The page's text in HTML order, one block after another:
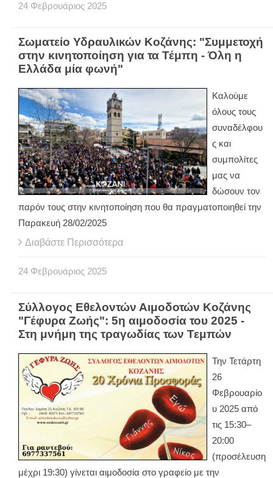
24 Φεβρουάριος 2025
Σωματείο Υδραυλικών Κοζάνης: "Συμμετοχή
στην κινητοποίηση για τα Τέμπη - Όλη η
Ελλάδα μία φωνή"
Καλούμε
όλους τους
συναδέλφου
ς και
συμπολίτες
μας να
δώσουν τον
παρόν τους στην κινητοποίηση που θα πραγματοποιηθεί την
Παρακευή 28/02/2025
Διαβάστε Περισσότερα
24 Φεβρουάριος 2025
Σύλλογος Εθελοντών Αιμοδοτών Κοζάνης
"Γέφυρα Ζωής": 5η αιμοδοσία του 2025 -
Στη μνήμη της τραγωδίας των Τεμπών
Την Τετάρτη
26
Φεβρουαρίο
υ 2025 από
τις 15:30–
20:00
(προσέλευση
μέχρι 19:30) γίνεται αιμοδοσία στο γραφείο με την